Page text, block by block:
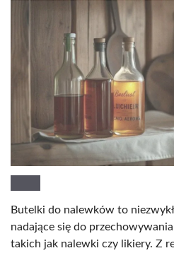
Butelki do nalewków to
nadające się do
takich jak nalewki czy likiery. Z